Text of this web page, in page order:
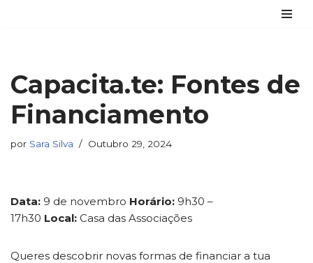
conteúdo
Capacita.te: Fontes de
Financiamento
por Sara Silva Outubro 29, 2024
Data: 9 de novembro Horário: 9h30 –
17h30 Local: Casa das Associações
Queres descobrir novas formas de financiar a tua